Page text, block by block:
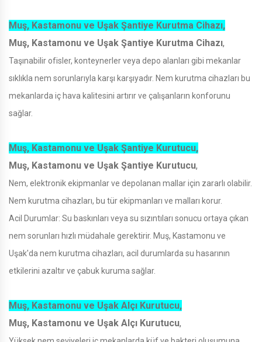
Muş, Kastamonu ve Uşak Şantiye Kurutma Cihazı,
Muş, Kastamonu ve Uşak Şantiye Kurutma Cihazı,
Taşınabilir ofisler, konteynerler veya depo alanları gibi mekanlar
sıklıkla nem sorunlarıyla karşı karşıyadır. Nem kurutma cihazları bu
mekanlarda iç hava kalitesini artırır ve çalışanların konforunu
sağlar.
Muş, Kastamonu ve Uşak Şantiye Kurutucu,
Muş, Kastamonu ve Uşak Şantiye Kurutucu,
Nem, elektronik ekipmanlar ve depolanan mallar için zararlı olabilir.
Nem kurutma cihazları, bu tür ekipmanları ve malları korur.
Acil Durumlar: Su baskınları veya su sızıntıları sonucu ortaya çıkan
nem sorunları hızlı müdahale gerektirir. Muş, Kastamonu ve
Uşak'da nem kurutma cihazları, acil durumlarda su hasarının
etkilerini azaltır ve çabuk kuruma sağlar.
Muş, Kastamonu ve Uşak Alçı Kurutucu,
Muş, Kastamonu ve Uşak Alçı Kurutucu,